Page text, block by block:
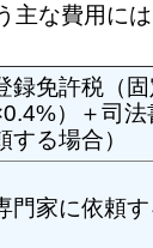
主な費用に
録免許税（
）＋司
する場合）
門家に依頼